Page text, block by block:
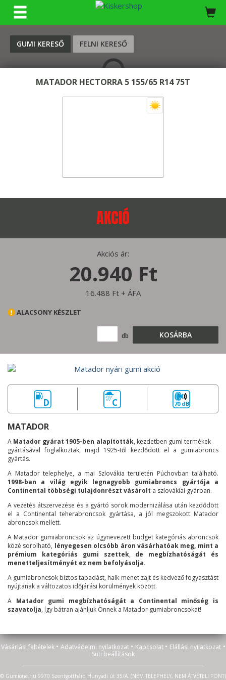
GUMI KERESŐ FELNI KERESŐ
MATADOR HECTORRA 5 155/65 R14 75T
AKCIÓ
Akciós ár:
20.940 Ft
16.488 Ft + ÁFA
ALACSONY KÉSZLET
db KOSÁRBA
D C 70 dB
MATADOR
A Matador gyárat 1905-ben alapították, kezdetben gumi termékek
gyártásával foglalkoztak, majd 1925-től kezdődött el a gumiabroncs
gyártás.
A Matador telephelye, a mai Szlovákia területén Púchovban található.
1998-ban a világ egyik legnagyobb gumiabroncs gyártója a
Continental többségi tulajdonrészt vásárolt a szlovákiai gyárban.
A vezetés átszervezése és a gyártó sorok modernizálása után kezdődött
el a Continental teherabroncsok gyártása, a jól megszokott Matador
abroncsok mellett.
A Matador gumiabroncsok az úgynevezett budget kategóriás abroncsok
közé sorolható, lényegesen olcsóbb áron vásárhatóak meg, mint a
prémium kategóriás gumi szettek, de megbízhatóságát és
menetteljesítményét ez nem befolyásolja.
A gumiabroncsok biztos tapadást, halk menet zajt és kedvező fogyasztást
nyújtanak a változatos időjárási körülmények között.
A Matador gumi megbízhatóságát a Continental minőség is
szavatolja, így bátran ajánljuk Önnek a Matador gumiabroncsokat!
Vásárlási feltételek • Adatvédelmi nyilatkozat • Kapcsolat • Elállási nyilatkozat •
Süti beállítások
© Gumione.hu 9970 Szentgotthárd Hunyadi út 35/A. (NEM TELEPHELY, NEM ÁTVÉTELI PONT)